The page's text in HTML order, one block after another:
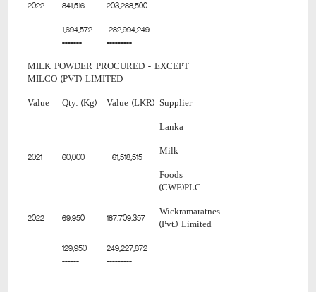
2022 841,516 203,288,500
1,694,572
=======
282,994,249
=========
MILK POWDER PROCURED - EXCEPT
MILCO (PVT) LIMITED
Value Qty. (Kg) Value (LKR) Supplier
2021 60,000 61,518,515
Lanka
Milk
Foods
(CWE)PLC
2022 69,950 187,709,357
Wickramaratnes
(Pvt.) Limited
129,950
======
249,227,872
=========